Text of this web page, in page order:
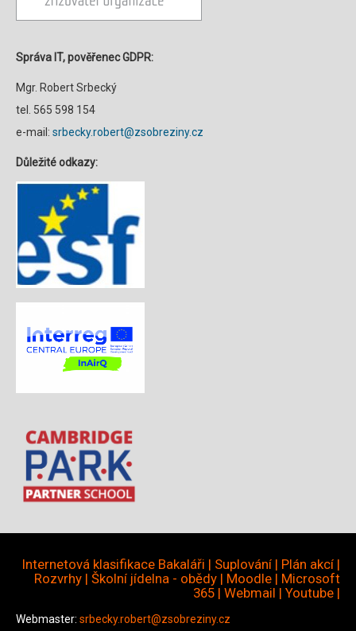
Správa IT, pověřenec GDPR:
Mgr. Robert Srbecký
tel. 565 598 154
e-mail: srbecky.robert@zsobreziny.cz
Důležité odkazy:
Internetová klasifikace Bakaláři | Suplování | Plán akcí |
Rozvrhy | Školní jídelna - obědy | Moodle | Microsoft
365 | Webmail | Youtube |
Webmaster: srbecky.robert@zsobreziny.cz